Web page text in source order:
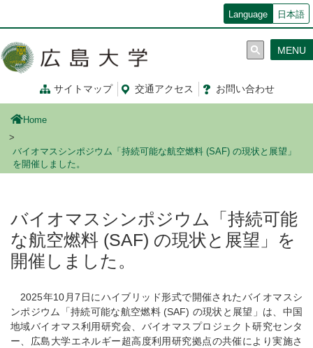
コ
ン
移
Language 日本語
サイトマップ 交通アクセス お問い合わせ
MENU
Home
バイオマスシンポジウム「持続可能な航空燃料 (SAF) の現状と展望」
を開催しました。
バイオマスシンポジウム「持続可能
な航空燃料 (SAF) の現状と展望」を
開催しました。
2025年10月7日にハイブリッド形式で開催されたバイオマスシ
ンポジウム「持続可能な航空燃料 (SAF) の現状と展望」は、中国
地域バイオマス利用研究会、バイオマスプロジェクト研究センタ
ー、広島大学エネルギー超高度利用研究拠点の共催により実施さ